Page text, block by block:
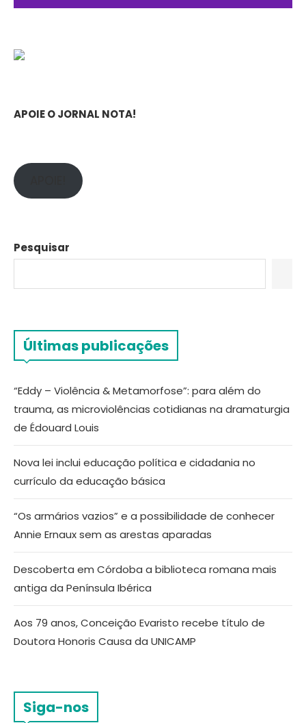
APOIE O JORNAL NOTA!
Pesquisar
Últimas publicações
“Eddy – Violência & Metamorfose”: para além do
trauma, as microviolências cotidianas na dramaturgia
de Édouard Louis
Nova lei inclui educação política e cidadania no
currículo da educação básica
“Os armários vazios” e a possibilidade de conhecer
Annie Ernaux sem as arestas aparadas
Descoberta em Córdoba a biblioteca romana mais
antiga da Península Ibérica
Aos 79 anos, Conceição Evaristo recebe título de
Doutora Honoris Causa da UNICAMP
Siga-nos